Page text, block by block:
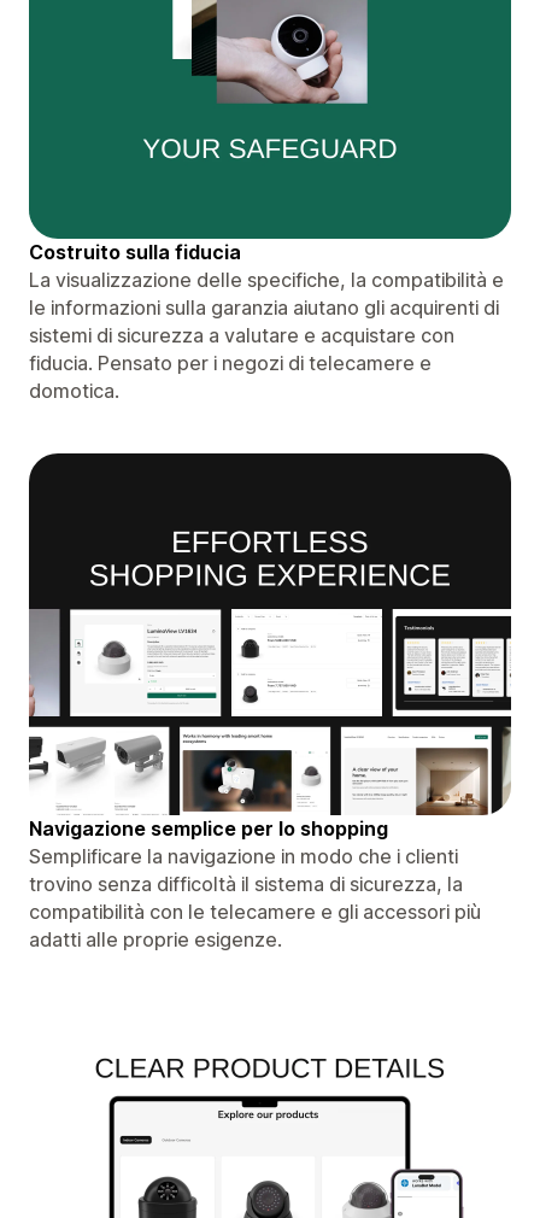
Costruito sulla fiducia
La visualizzazione delle specifiche, la compatibilità e
le informazioni sulla garanzia aiutano gli acquirenti di
sistemi di sicurezza a valutare e acquistare con
fiducia. Pensato per i negozi di telecamere e
domotica.
Navigazione semplice per lo shopping
Semplificare la navigazione in modo che i clienti
trovino senza difficoltà il sistema di sicurezza, la
compatibilità con le telecamere e gli accessori più
adatti alle proprie esigenze.